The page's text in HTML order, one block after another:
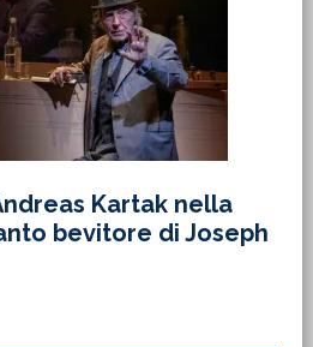
Kartak nella
bevitore di Joseph